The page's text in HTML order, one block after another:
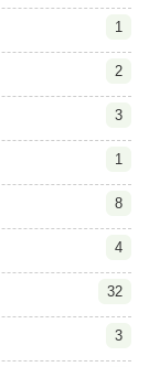
1
2
3
1
8
4
32
3